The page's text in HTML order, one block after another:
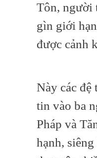
Tôn, người
gìn giới
được cảnh
Này các
tin vào ba
Pháp và
hạnh,